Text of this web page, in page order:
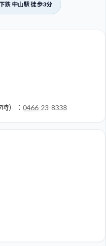
鉄 中山駅 徒歩3分
）： 0466-23-8338